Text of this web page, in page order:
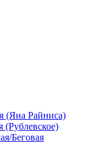
(Яна Райниса)
Беговая